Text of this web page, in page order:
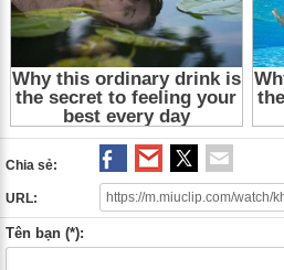
Chia sẻ:
URL:
Tên bạn (*):